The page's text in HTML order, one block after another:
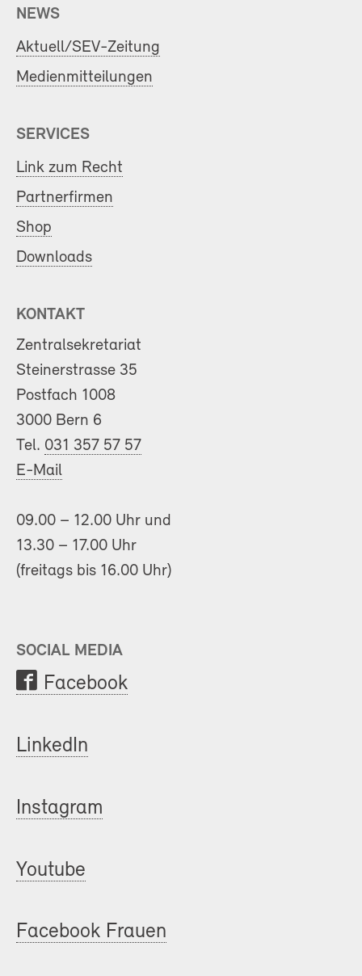
NEWS
Aktuell/SEV-Zeitung
Medienmitteilungen
SERVICES
Link zum Recht
Partnerfirmen
Shop
Downloads
KONTAKT
Zentralsekretariat
Steinerstrasse 35
Postfach 1008
3000 Bern 6
Tel. 031 357 57 57
E-Mail
09.00 – 12.00 Uhr und
13.30 – 17.00 Uhr
(freitags bis 16.00 Uhr)
SOCIAL MEDIA
Facebook
LinkedIn
Instagram
Youtube
Facebook Frauen